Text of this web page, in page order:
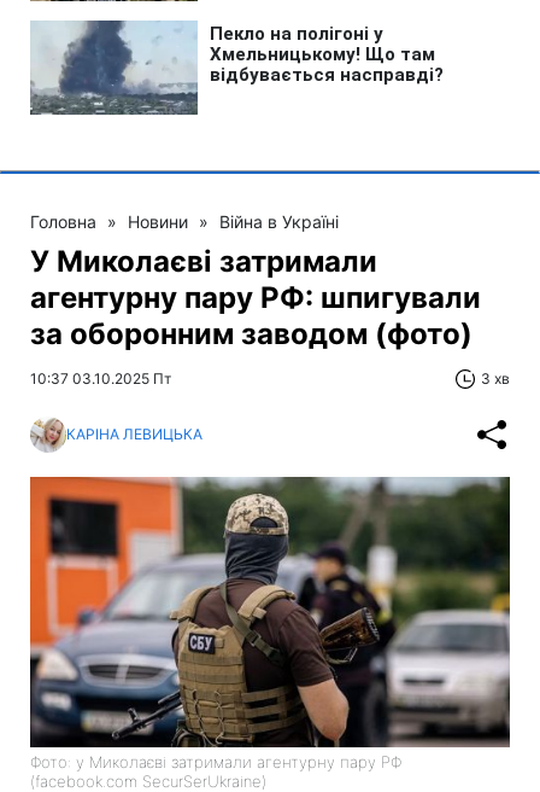
Головна » Новини » Війна в Україні
У Миколаєві затримали
агентурну пару РФ: шпигували
за оборонним заводом (фото)
10:37 03.10.2025 Пт 3 хв
КАРІНА ЛЕВИЦЬКА
Фото: у Миколаєві затримали агентурну пару РФ
(facebook.com SecurSerUkraine)